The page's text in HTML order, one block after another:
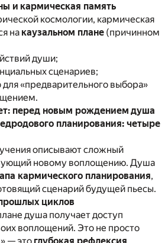
и кармическая память
космологии, кармическая
на каузальном плане (причинном
души;
сценариев;
«предварительного выбора»
перед новым рождением душа
планирования: четыре
описывают сложный
новому воплощению. Душа
кармического планирования,
сценарий будущей пьесы.
циклов
душа получает доступ
воплощений. Это не просто